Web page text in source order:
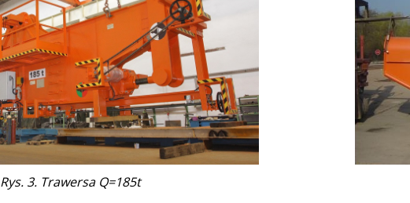
Rys. 3. Trawersa Q=185t